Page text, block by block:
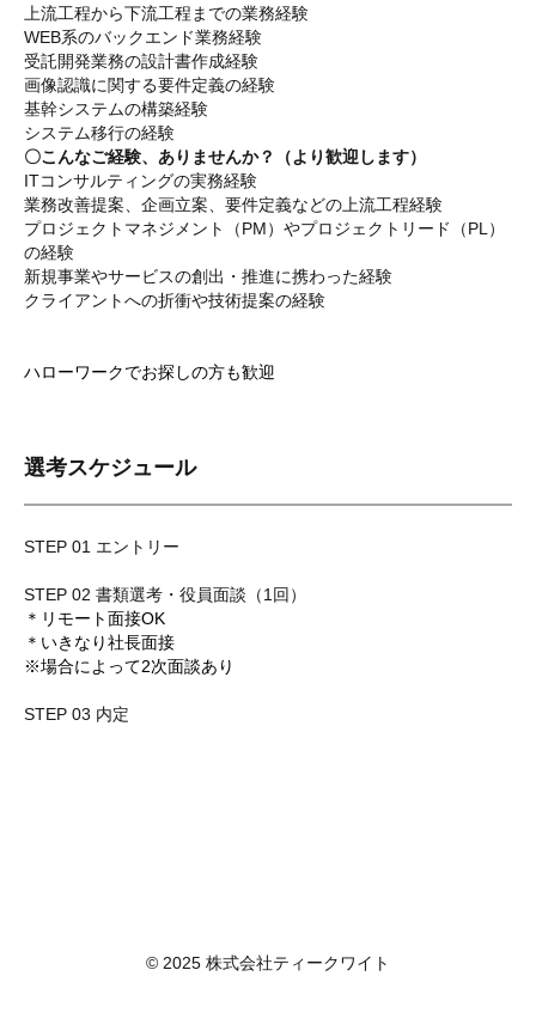
上流工程から下流工程までの業務経験
WEB系のバックエンド業務経験
受託開発業務の設計書作成経験
画像認識に関する要件定義の経験
基幹システムの構築経験
システム移行の経験
〇こんなご経験、ありませんか？（より歓迎します）
ITコンサルティングの実務経験
業務改善提案、企画立案、要件定義などの上流工程経験
プロジェクトマネジメント（PM）やプロジェクトリード（PL）
の経験
新規事業やサービスの創出・推進に携わった経験
クライアントへの折衝や技術提案の経験
ハローワークでお探しの方も歓迎
選考スケジュール
STEP 01 エントリー
STEP 02 書類選考・役員面談（1回）
＊リモート面接OK
＊いきなり社長面接
※場合によって2次面談あり
STEP 03 内定
© 2025 株式会社ティークワイト